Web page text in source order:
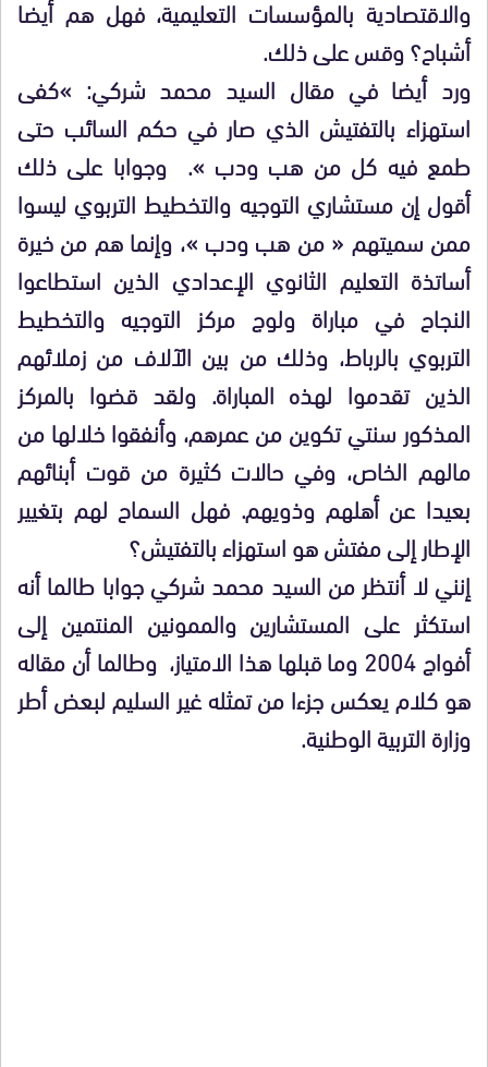
والاقتصادية بالمؤسسات التعليمية، فهل هم أيضا
أشباح؟ وقس على ذلك.
ورد أيضا في مقال السيد محمد شركي: »كفى
استهزاء بالتفتيش الذي صار في حكم السائب حتى
طمع فيه كل من هب ودب ». وجوابا على ذلك
أقول إن مستشاري التوجيه والتخطيط التربوي ليسوا
ممن سميتهم « من هب ودب »، وإنما هم من خيرة
أساتذة التعليم الثانوي الإعدادي الذين استطاعوا
النجاح في مباراة ولوج مركز التوجيه والتخطيط
التربوي بالرباط، وذلك من بين الآلاف من زملائهم
الذين تقدموا لهذه المباراة. ولقد قضوا بالمركز
المذكور سنتي تكوين من عمرهم، وأنفقوا خلالها من
مالهم الخاص، وفي حالات كثيرة من قوت أبنائهم
بعيدا عن أهلهم وذويهم. فهل السماح لهم بتغيير
الإطار إلى مفتش هو استهزاء بالتفتيش؟
إنني لا أنتظر من السيد محمد شركي جوابا طالما أنه
استكثر على المستشارين والممونين المنتمين إلى
أفواج 2004 وما قبلها هذا الامتياز، وطالما أن مقاله
هو كلام يعكس جزءا من تمثله غير السليم لبعض أطر
وزارة التربية الوطنية.